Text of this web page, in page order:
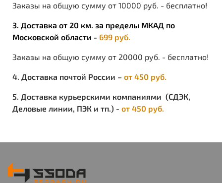
Заказы на общую сумму от 10000 руб. - бесплатно!
3. Доставка от 20 км. за пределы МКАД по
Московской области - 699 руб.
Заказы на общую сумму от 20000 руб. - бесплатно!
4. Доставка почтой России – от 450 руб.
5. Доставка курьерскими компаниями (СДЭК,
Деловые линии, ПЭК и тп.) - от 450 руб.